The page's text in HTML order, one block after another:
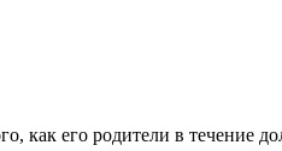
как его родители в